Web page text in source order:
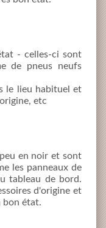
- celles-ci sont
de pneus neufs
le lieu habituel et
etc
en noir et sont
les panneaux de
tableau de bord.
d'origine et
bon état.